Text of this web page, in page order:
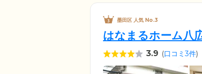
墨田区 人気 No.3
はなまるホーム八
3.9 (口コミ3件)